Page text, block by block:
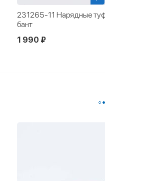
231265-11 Нарядные туфли Розовый
бант
1 990 ₽